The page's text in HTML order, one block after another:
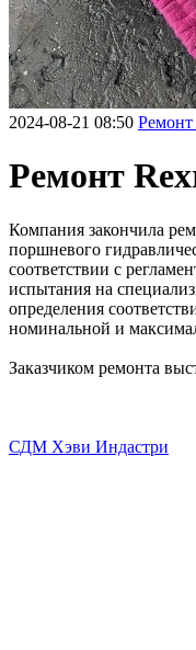
2024-08-21 08:50 Ремонт
Ремонт
Компания закончила
поршневого
соответствии с
испытания на
определения
номинальной и
Заказчиком ремонта
СДМ Хэви Индастри